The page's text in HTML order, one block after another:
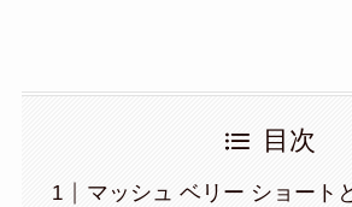
目次
マッシュ ベリー ショート